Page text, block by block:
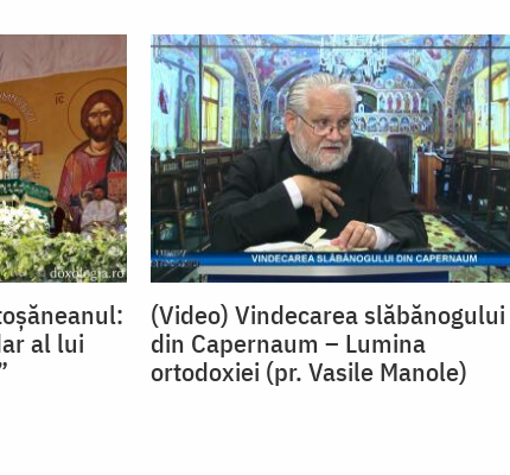
al lui
(Video) Vindecarea slăbănogului
din Capernaum – Lumina
ortodoxiei (pr. Vasile Manole)